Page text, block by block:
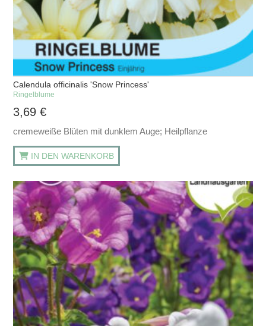
Calendula officinalis 'Snow Princess'
Ringelblume
3,69€
cremeweiße Blüten mit dunklem Auge; Heilpflanze
IN DEN WARENKORB